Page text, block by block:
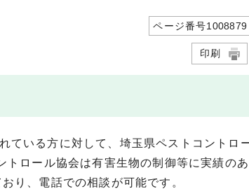
ページ番号1008879
印刷
ている方に対して、埼玉県ペストコントロ
ロール協会は有害生物の制御等に実績の
り、電話での相談が可能です。